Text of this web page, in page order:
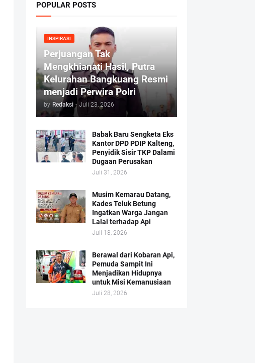
POPULAR POSTS
INSPIRASI
Perjuangan Tak
Mengkhianati Hasil, Putra
Kelurahan Bangkuang Resmi
menjadi Perwira Polri
by Redaksi - Juli 23, 2026
Babak Baru Sengketa Eks
Kantor DPD PDIP Kalteng,
Penyidik Sisir TKP Dalami
Dugaan Perusakan
Juli 31, 2026
Musim Kemarau Datang,
Kades Teluk Betung
Ingatkan Warga Jangan
Lalai terhadap Api
Juli 18, 2026
Berawal dari Kobaran Api,
Pemuda Sampit Ini
Menjadikan Hidupnya
untuk Misi Kemanusiaan
Juli 28, 2026